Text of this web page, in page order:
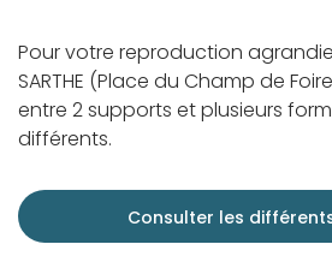
Pour votre reproduction agrandie
SARTHE (Place du Champ de
entre 2 supports et plusieurs
différents.
Consulter les